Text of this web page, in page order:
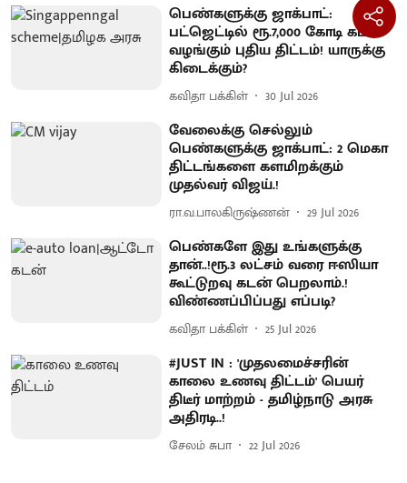
பெண்களுக்கு ஜாக்பாட்:
பட்ஜெட்டில் ரூ.7,000 கோடி கடன்
வழங்கும் புதிய திட்டம்! யாருக்கு
கிடைக்கும்?
கவிதா பக்கிள் 30 Jul 2026
வேலைக்கு செல்லும்
பெண்களுக்கு ஜாக்பாட்: 2 மெகா
திட்டங்களை களமிறக்கும்
முதல்வர் விஜய்.!
ரா.வ.பாலகிருஷ்ணன் 29 Jul 2026
பெண்களே இது உங்களுக்கு
தான்..!ரூ.3 லட்சம் வரை ஈஸியா
கூட்டுறவு கடன் பெறலாம்.!
விண்ணப்பிப்பது எப்படி?
கவிதா பக்கிள் 25 Jul 2026
#JUST IN : 'முதலமைச்சரின்
காலை உணவு திட்டம்' பெயர்
திடீர் மாற்றம் - தமிழ்நாடு அரசு
அதிரடி..!
சேலம் சுபா 22 Jul 2026